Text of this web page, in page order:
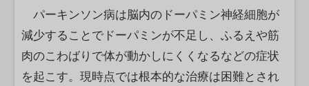
パーキンソン病は脳内のドーパミン神経細胞が
減少することでドーパミンが不足し、ふるえや筋
肉のこわばりで体が動かしにくくなるなどの症状
を起こす。現時点では根本的な治療は困難とされ